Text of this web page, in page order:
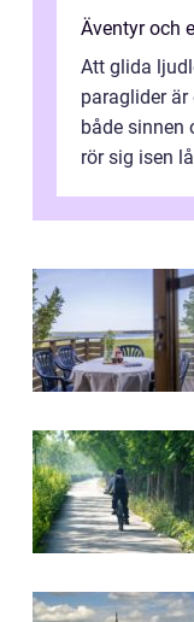
Äventyr och
Att glida
paraglider
både sinnen
rör sig isen